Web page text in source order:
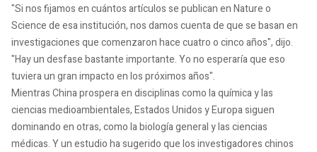
"Si nos fijamos en cuántos artículos se publican en Nature o
Science de esa institución, nos damos cuenta de que se basan en
investigaciones que comenzaron hace cuatro o cinco años", dijo.
"Hay un desfase bastante importante. Yo no esperaría que eso
tuviera un gran impacto en los próximos años".
Mientras China prospera en disciplinas como la química y las
ciencias medioambientales, Estados Unidos y Europa siguen
dominando en otras, como la biología general y las ciencias
médicas. Y un estudio ha sugerido que los investigadores chinos